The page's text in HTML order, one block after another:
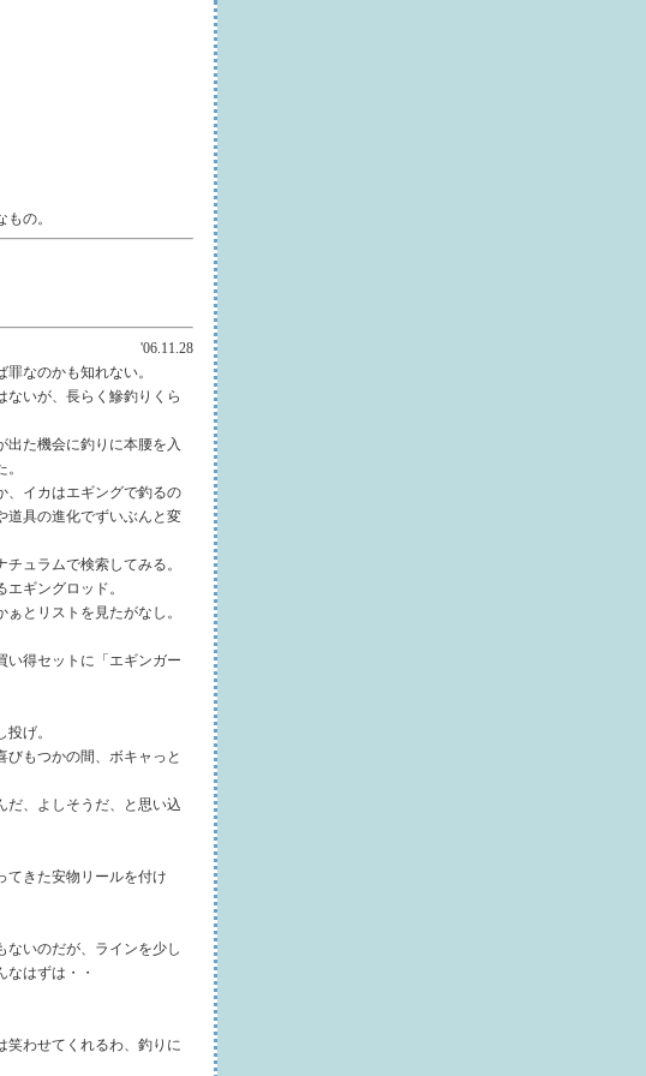
の。
'06.11.28
なのかも知れない。
ないが、長らく鰺釣りくら
出た機会に釣りに本腰を入
、イカはエギングで釣るの
道具の進化でずいぶんと変
ュラムで検索してみる。
ギングロッド。
とリストを見たがなし。
い得セットに「エギンガー
げ。
びもつかの間、ボキャっと
だ、よしそうだ、と思い込
てきた安物リールを付け
ないのだが、ラインを少し
はずは・・
笑わせてくれるわ、釣りに